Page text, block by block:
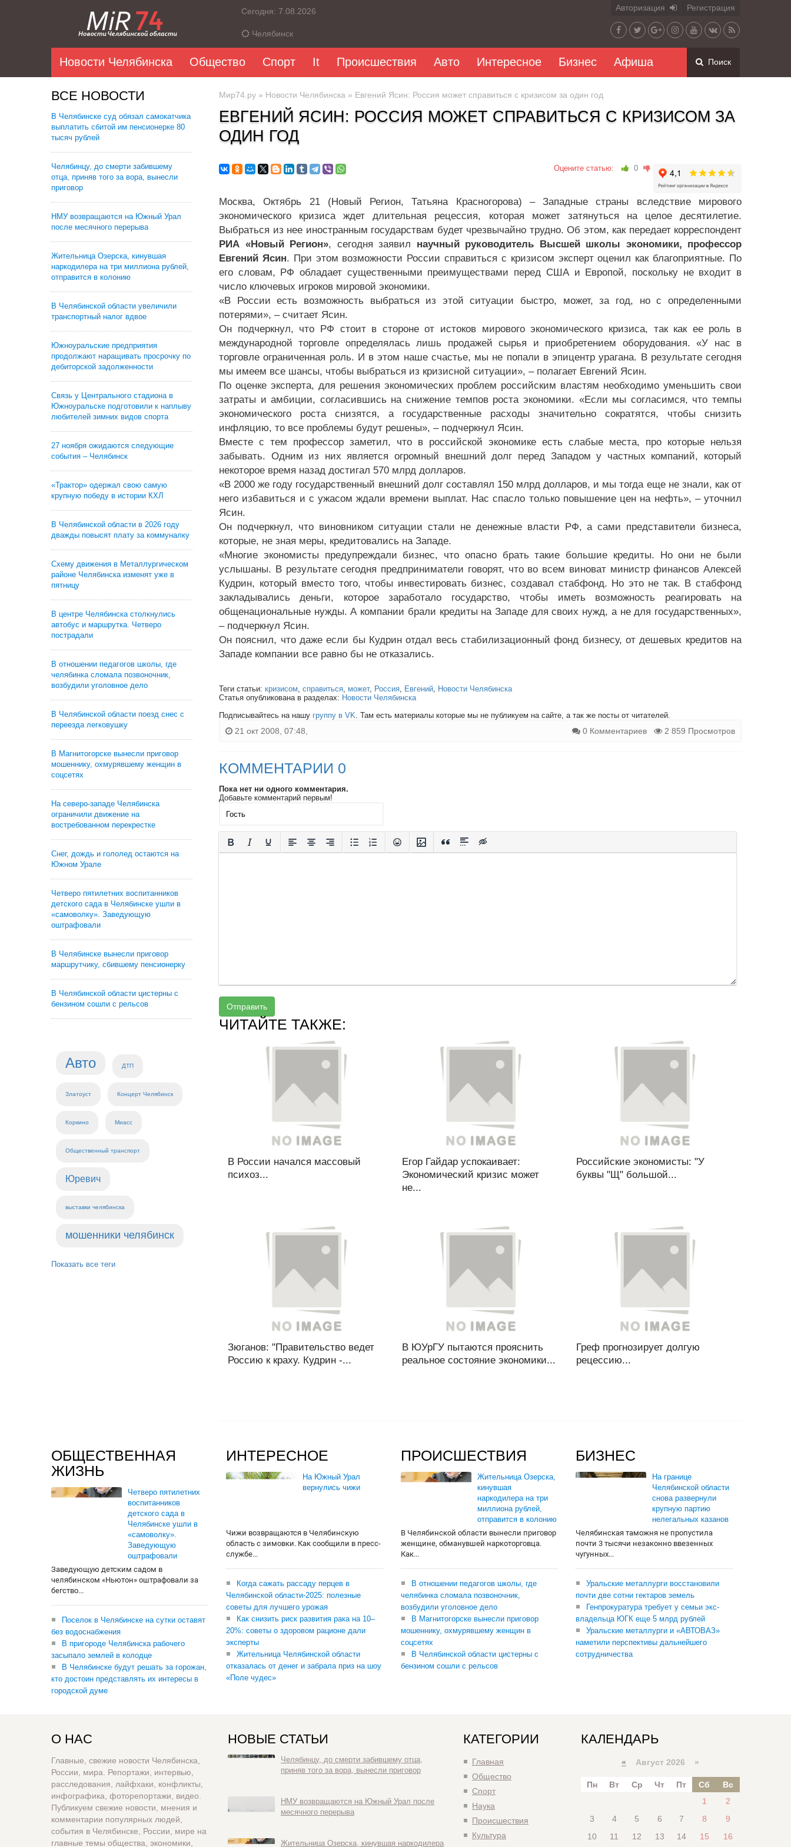
Сегодня: 7.08.2026
Челябинск
Авторизация Регистрация
Новости Челябинска Общество Спорт It Происшествия Авто Интересное Бизнес Афиша Поиск
ВСЕ НОВОСТИ
В Челябинске суд обязал самокатчика
выплатить сбитой им пенсионерке 80
тысяч рублей
Челябинцу, до смерти забившему
отца, приняв того за вора, вынесли
приговор
НМУ возвращаются на Южный Урал
после месячного перерыва
Жительница Озерска, кинувшая
наркодилера на три миллиона рублей,
отправится в колонию
В Челябинской области увеличили
транспортный налог вдвое
Южноуральские предприятия
продолжают наращивать просрочку по
дебиторской задолженности
Связь у Центрального стадиона в
Южноуральске подготовили к наплыву
любителей зимних видов спорта
27 ноября ожидаются следующие
события – Челябинск
«Трактор» одержал свою самую
крупную победу в истории КХЛ
В Челябинской области в 2026 году
дважды повысят плату за коммуналку
Схему движения в Металлургическом
районе Челябинска изменят уже в
пятницу
В центре Челябинска столкнулись
автобус и маршрутка. Четверо
пострадали
В отношении педагогов школы, где
челябинка сломала позвоночник,
возбудили уголовное дело
В Челябинской области поезд снес с
переезда легковушку
В Магнитогорске вынесли приговор
мошеннику, охмурявшему женщин в
соцсетях
На северо-западе Челябинска
ограничили движение на
востребованном перекрестке
Снег, дождь и гололед остаются на
Южном Урале
Четверо пятилетних воспитанников
детского сада в Челябинске ушли в
«самоволку». Заведующую
оштрафовали
В Челябинске вынесли приговор
маршрутчику, сбившему пенсионерку
В Челябинской области цистерны с
бензином сошли с рельсов
Авто ДТП
Златоуст Концерт Челябинск
Коркино Миасс
Общественный транспорт
Юревич
выставки челябинска
мошенники челябинск
Показать все теги
Мир74.ру » Новости Челябинска » Евгений Ясин: Россия может справиться с кризисом за один год
ЕВГЕНИЙ ЯСИН: РОССИЯ МОЖЕТ СПРАВИТЬСЯ С КРИЗИСОМ ЗА
ОДИН ГОД
Оцените статью: 0
Москва, Октябрь 21 (Новый Регион, Татьяна Красногорова) – Западные страны вследствие мирового
экономического кризиса ждет длительная рецессия, которая может затянуться на целое десятилетие.
Выбраться из нее иностранным государствам будет чрезвычайно трудно. Об этом, как передает корреспондент
РИА «Новый Регион», сегодня заявил научный руководитель Высшей школы экономики, профессор
Евгений Ясин. При этом возможности России справиться с кризисом эксперт оценил как благоприятные. По
его словам, РФ обладает существенными преимуществами перед США и Европой, поскольку не входит в
число ключевых игроков мировой экономики.
«В России есть возможность выбраться из этой ситуации быстро, может, за год, но с определенными
потерями», – считает Ясин.
Он подчеркнул, что РФ стоит в стороне от истоков мирового экономического кризиса, так как ее роль в
международной торговле определялась лишь продажей сырья и приобретением оборудования. «У нас в
торговле ограниченная роль. И в этом наше счастье, мы не попали в эпицентр урагана. В результате сегодня
мы имеем все шансы, чтобы выбраться из кризисной ситуации», – полагает Евгений Ясин.
По оценке эксперта, для решения экономических проблем российским властям необходимо уменьшить свои
затраты и амбиции, согласившись на снижение темпов роста экономики. «Если мы согласимся, что темпы
экономического роста снизятся, а государственные расходы значительно сократятся, чтобы снизить
инфляцию, то все проблемы будут решены», – подчеркнул Ясин.
Вместе с тем профессор заметил, что в российской экономике есть слабые места, про которые нельзя
забывать. Одним из них является огромный внешний долг перед Западом у частных компаний, который
некоторое время назад достигал 570 млрд долларов.
«В 2000 же году государственный внешний долг составлял 150 млрд долларов, и мы тогда еще не знали, как от
него избавиться и с ужасом ждали времени выплат. Нас спасло только повышение цен на нефть», – уточнил
Ясин.
Он подчеркнул, что виновником ситуации стали не денежные власти РФ, а сами представители бизнеса,
которые, не зная меры, кредитовались на Западе.
«Многие экономисты предупреждали бизнес, что опасно брать такие большие кредиты. Но они не были
услышаны. В результате сегодня предприниматели говорят, что во всем виноват министр финансов Алексей
Кудрин, который вместо того, чтобы инвестировать бизнес, создавал стабфонд. Но это не так. В стабфонд
закладывались деньги, которое заработало государство, чтобы иметь возможность реагировать на
общенациональные нужды. А компании брали кредиты на Западе для своих нужд, а не для государственных»,
– подчеркнул Ясин.
Он пояснил, что даже если бы Кудрин отдал весь стабилизационный фонд бизнесу, от дешевых кредитов на
Западе компании все равно бы не отказались.
Теги статьи: кризисом, справиться, может, Россия, Евгений, Новости Челябинска
Статья опубликована в разделах: Новости Челябинска
Подписывайтесь на нашу группу в VK. Там есть материалы которые мы не публикуем на сайте, а так же посты от читателей.
21 окт 2008, 07:48, 0 Комментариев 2 859 Просмотров
КОММЕНТАРИИ 0
Пока нет ни одного комментария.
Добавьте комментарий первым!
Отправить
ЧИТАЙТЕ ТАКЖЕ:
В России начался массовый
психоз...
Егор Гайдар успокаивает:
Экономический кризис может
не...
Российские экономисты: "У
буквы "Щ" большой...
Зюганов: "Правительство ведет
Россию к краху. Кудрин -...
В ЮУрГУ пытаются прояснить
реальное состояние экономики...
Греф прогнозирует долгую
рецессию...
ОБЩЕСТВЕННАЯ
ЖИЗНЬ
Четверо пятилетних
воспитанников
детского сада в
Челябинске ушли в
«самоволку».
Заведующую
оштрафовали
Заведующую детским садом в
челябинском «Ньютон» оштрафовали за
бегство...
Поселок в Челябинске на сутки оставят
без водоснабжения
В пригороде Челябинска рабочего
засыпало землей в колодце
В Челябинске будут решать за горожан,
кто достоин представлять их интересы в
городской думе
ИНТЕРЕСНОЕ
На Южный Урал
вернулись чижи
Чижи возвращаются в Челябинскую
область с зимовки. Как сообщили в пресс-
службе...
Когда сажать рассаду перцев в
Челябинской области-2025: полезные
советы для лучшего урожая
Как снизить риск развития рака на 10–
20%: советы о здоровом рационе дали
эксперты
Жительница Челябинской области
отказалась от денег и забрала приз на шоу
«Поле чудес»
ПРОИСШЕСТВИЯ
Жительница Озерска,
кинувшая
наркодилера на три
миллиона рублей,
отправится в колонию
В Челябинской области вынесли приговор
женщине, обманувшей наркоторговца.
Как...
В отношении педагогов школы, где
челябинка сломала позвоночник,
возбудили уголовное дело
В Магнитогорске вынесли приговор
мошеннику, охмурявшему женщин в
соцсетях
В Челябинской области цистерны с
бензином сошли с рельсов
БИЗНЕС
На границе
Челябинской области
снова развернули
крупную партию
нелегальных казанов
Челябинская таможня не пропустила
почти 3 тысячи незаконно ввезенных
чугунных...
Уральские металлурги восстановили
почти две сотни гектаров земель
Генпрокуратура требует у семьи экс-
владельца ЮГК еще 5 млрд рублей
Уральские металлурги и «АВТОВАЗ»
наметили перспективы дальнейшего
сотрудничества
О НАС
Главные, свежие новости Челябинска,
России, мира. Репортажи, интервью,
расследования, лайфхаки, конфликты,
инфографика, фоторепортажи, видео.
Публикуем свежие новости, мнения и
комментарии популярных людей,
события в Челябинске, России, мире на
главные темы общества, экономики,
НОВЫЕ СТАТЬИ
Челябинцу, до смерти забившему отца,
приняв того за вора, вынесли приговор
НМУ возвращаются на Южный Урал после
месячного перерыва
Жительница Озерска, кинувшая наркодилера
КАТЕГОРИИ
Главная
Общество
Спорт
Наука
Происшествия
Культура
КАЛЕНДАРЬ
« Август 2026 »
Пн Вт Ср Чт Пт Сб
Вс
1
2
3
4 5 6 7 8
9
10
11 12 13 14 15 16